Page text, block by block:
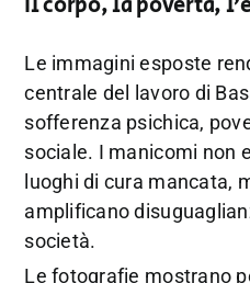
Le immagini esposte
centrale del lavoro di
sofferenza psichica,
sociale. I manicomi non
luoghi di cura mancata,
amplificano
società.
Le fotografie mostrano